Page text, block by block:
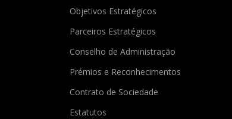
Objetivos Estratégicos
Parceiros Estratégicos
Conselho de Administração
Prémios e Reconhecimentos
Contrato de Sociedade
Estatutos